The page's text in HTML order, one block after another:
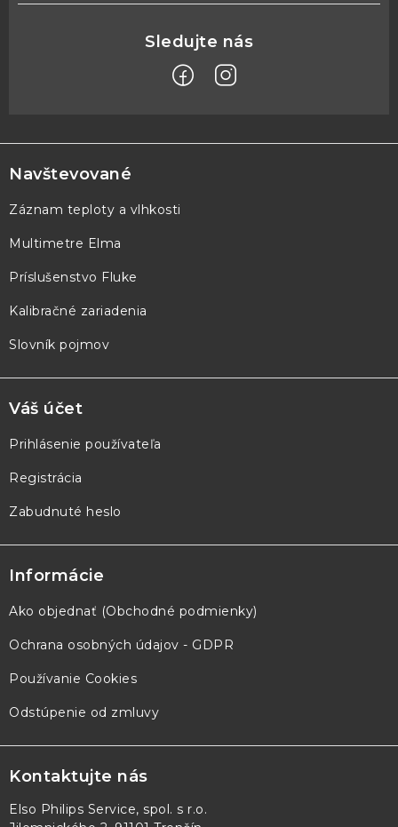
á
p
ä
e
Navštevované
Záznam teploty a vlhkosti
Multimetre Elma
Príslušenstvo Fluke
Kalibračné zariadenia
Slovník pojmov
Váš účet
Prihlásenie používateľa
Registrácia
Zabudnuté heslo
Informácie
Ako objednať (Obchodné podmienky)
Ochrana osobných údajov - GDPR
Používanie Cookies
Odstúpenie od zmluvy
Kontaktujte nás
Elso Philips Service, spol. s r.o.